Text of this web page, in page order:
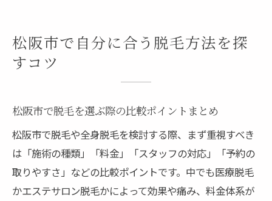
松阪市で自分に合う脱毛方法を探
すコツ
松阪市で脱毛を選ぶ際の比較ポイントまとめ
松阪市で脱毛や全身脱毛を検討する際、まず重視すべき
は「施術の種類」「料金」「スタッフの対応」「予約の
取りやすさ」などの比較ポイントです。中でも医療脱毛
かエステサロン脱毛かによって効果や痛み、料金体系が